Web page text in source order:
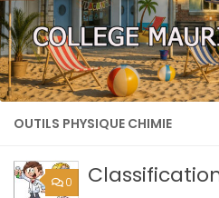
OUTILS PHYSIQUE CHIMIE
0